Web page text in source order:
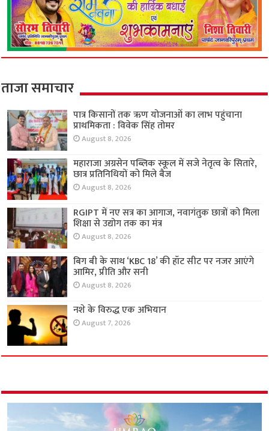
ताजा समाचार
पात्र किसानों तक ऋण योजनाओं का लाभ पहुंचाना
प्राथमिकता : विवेक सिंह तोमर
August 8, 2026
महाराजा अग्रसेन पब्लिक स्कूल में सजे नेतृत्व के सितारे,
छात्र प्रतिनिधियों को मिले बैज
August 8, 2026
RGIPT में नए सत्र का आगाज, नवागंतुक छात्रों को मिला
शिक्षा से उद्योग तक का मंत्र
August 8, 2026
बिग बी के साथ ‘KBC 18’ की हॉट सीट पर नजर आएंगे
आमिर, प्रीति और सनी
August 8, 2026
नशे के विरुद्ध एक अभियान
August 7, 2026